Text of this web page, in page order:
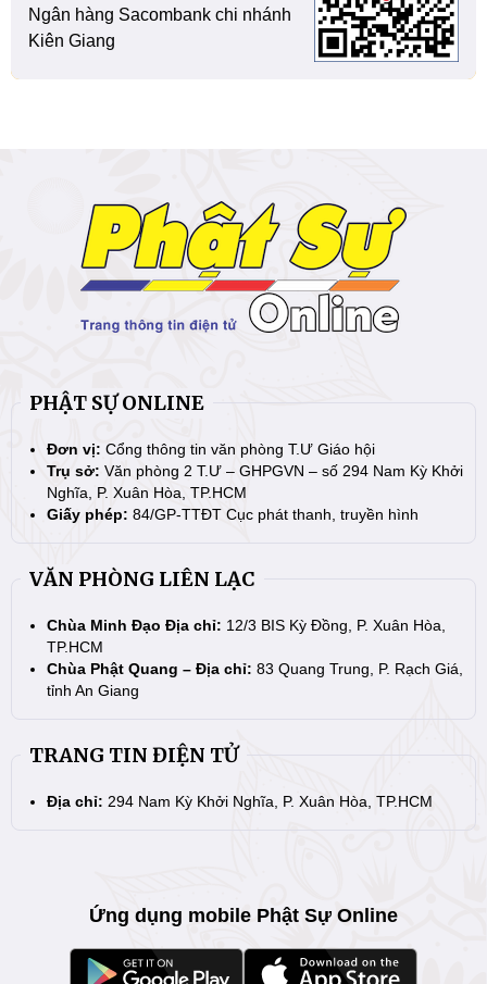
Ngân hàng Sacombank chi nhánh
Kiên Giang
PHẬT SỰ ONLINE
Đơn vị: Cổng thông tin văn phòng T.Ư Giáo hội
Trụ sở: Văn phòng 2 T.Ư – GHPGVN – số 294 Nam Kỳ Khởi
Nghĩa, P. Xuân Hòa, TP.HCM
Giấy phép: 84/GP-TTĐT Cục phát thanh, truyền hình
VĂN PHÒNG LIÊN LẠC
Chùa Minh Đạo Địa chỉ: 12/3 BIS Kỳ Đồng, P. Xuân Hòa,
TP.HCM
Chùa Phật Quang – Địa chỉ: 83 Quang Trung, P. Rạch Giá,
tỉnh An Giang
TRANG TIN ĐIỆN TỬ
Địa chỉ: 294 Nam Kỳ Khởi Nghĩa, P. Xuân Hòa, TP.HCM
Ứng dụng mobile Phật Sự Online